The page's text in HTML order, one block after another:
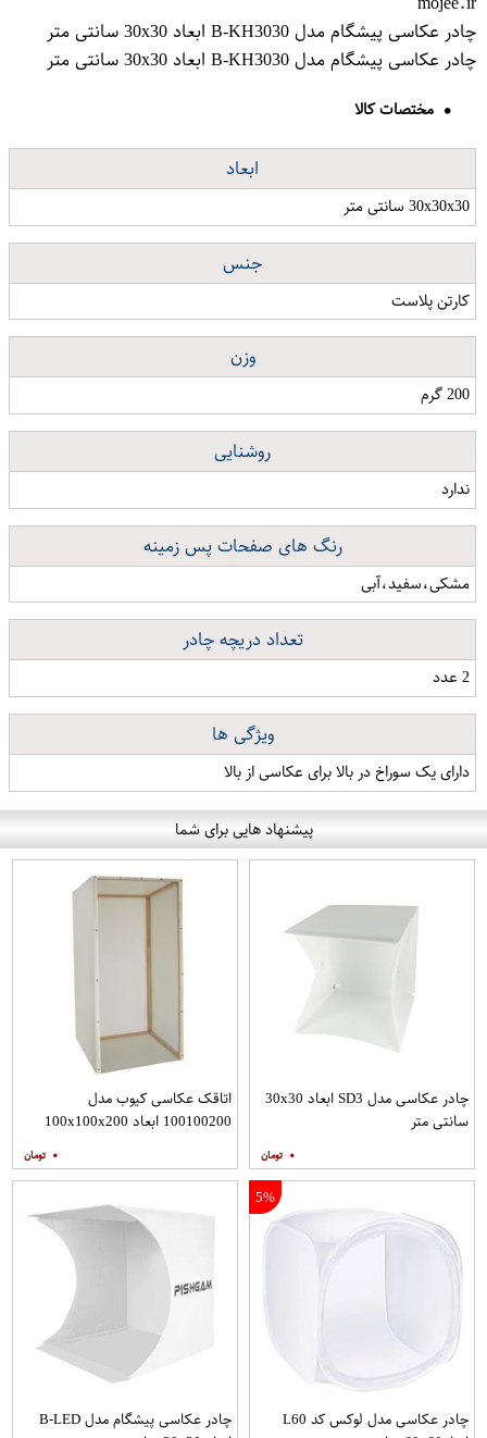
چادر عکاسی پیشگام مدل B-KH3030 ابعاد 30x30 سانتی متر
چادر عکاسی پیشگام مدل B-KH3030 ابعاد 30x30 سانتی متر
مختصات کالا
ابعاد
30x30x30 سانتی متر
جنس
کارتن پلاست
وزن
200 گرم
روشنایی
ندارد
رنگ های صفحات پس زمینه
مشکی،سفید،آبی
تعداد دریچه چادر
2 عدد
ویژگی ها
دارای یک سوراخ در بالا برای عکاسی از بالا
پیشنهاد هایی برای شما
چادر عکاسی مدل SD3 ابعاد 30x30
سانتی متر
۰
اتاقک عکاسی کیوب مدل
100100200 ابعاد 100x100x200
۰
5%
چادر عکاسی مدل لوکس کد L60
چادر عکاسی پیشگام مدل B-LED